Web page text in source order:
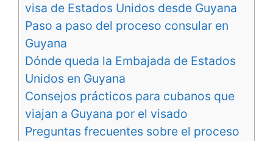
visa de Estados Unidos desde Guyana
Paso a paso del proceso consular en
Guyana
Dónde queda la Embajada de Estados
Unidos en Guyana
Consejos prácticos para cubanos que
viajan a Guyana por el visado
Preguntas frecuentes sobre el proceso